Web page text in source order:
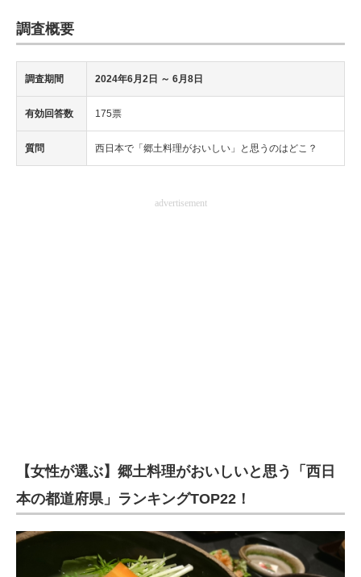
調査概要
調査期間 2024年6月2日 ～ 6月8日
有効回答数 175票
質問 西日本で「郷土料理がおいしい」と思うのはどこ？
advertisement
【女性が選ぶ】郷土料理がおいしいと思う「西日
本の都道府県」ランキングTOP22！